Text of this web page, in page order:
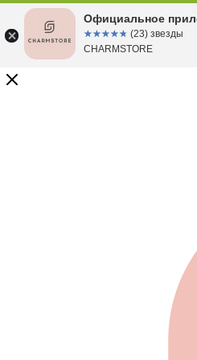
Официальное
☆☆☆☆☆
★★★★★ (23) звезды
CHARMSTORE